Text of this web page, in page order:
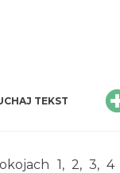
TEKST
1, 2, 3, 4